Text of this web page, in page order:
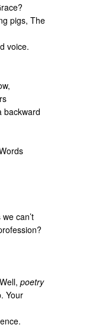
pigs, The
voice.
backward
can’t
poetry
Your